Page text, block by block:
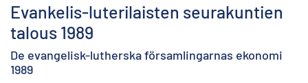
Evankelis-luterilaisten seurakuntien
talous 1989
De evangelisk-lutherska församlingarnas ekonomi
1989